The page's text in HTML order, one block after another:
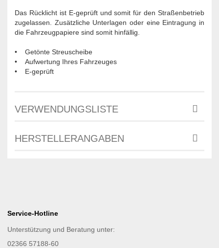
Das Rücklicht ist E-geprüft und somit für den Straßenbetrieb
zugelassen. Zusätzliche Unterlagen oder eine Eintragung in
die Fahrzeugpapiere sind somit hinfällig.
• Getönte Streuscheibe
• Aufwertung Ihres Fahrzeuges
• E-geprüft
VERWENDUNGSLISTE
HERSTELLERANGABEN
Service-Hotline
Unterstützung und Beratung unter:
02366 57188-60